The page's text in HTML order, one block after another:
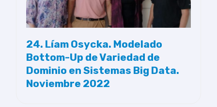
24. Líam Osycka. Modelado
Bottom-Up de Variedad de
Dominio en Sistemas Big Data.
Noviembre 2022